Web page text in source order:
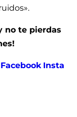
no te pierdas
Facebook Insta